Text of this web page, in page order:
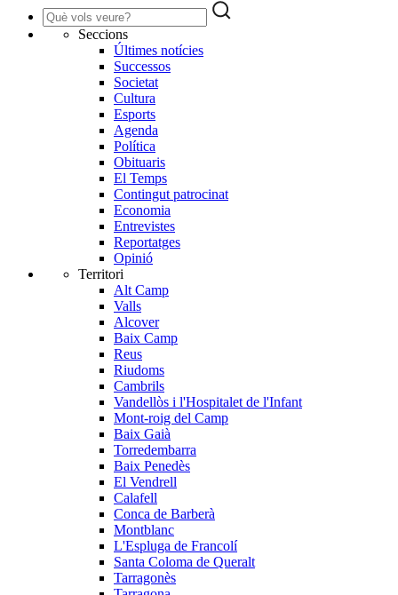
Seccions
Últimes notícies
Successos
Societat
Cultura
Esports
Agenda
Política
Obituaris
El Temps
Contingut patrocinat
Economia
Entrevistes
Reportatges
Opinió
Territori
Alt Camp
Valls
Alcover
Baix Camp
Reus
Riudoms
Cambrils
Vandellòs i l'Hospitalet de l'Infant
Mont-roig del Camp
Baix Gaià
Torredembarra
Baix Penedès
El Vendrell
Calafell
Conca de Barberà
Montblanc
L'Espluga de Francolí
Santa Coloma de Queralt
Tarragonès